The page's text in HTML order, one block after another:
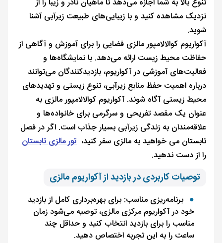
تنوع بالا به شما اجازه می‌دهد تا ماهیان نادر و زیبا را از
نزدیک مشاهده کنید و با زیبایی‌های طبیعت زیرآبی آشنا
شوید.
آکواریوم کوالالامپور مالزی فضایی را برای آموزش و آگاهی از
حفاظت محیط زیست ارائه می‌دهد. با نمایشگاه‌ها و
فعالیت‌های آموزشی در آکواریوم، بازدیدکنندگان می‌توانند
درباره اهمیت حفظ منابع زیرآبی، تنوع زیستی و تهدیدهای
محیط زیستی آگاه شوند. آکواریوم کوالالامپور مالزی به
عنوان یک مقصد تفریحی و سرگرمی برای خانواده‌ها و
علاقه‌مندان به زندگی زیرآبی بسیار جذاب است. اگر در فصل
تابستان می خواهید به مالزی سفر کنید، تور مالزی تابستان
را از دست ندهید.
توصیات کاربردی در بازدید از آکواریوم مالزی
برنامه‌ریزی مناسب: برای بهره‌برداری کامل از بازدید
خود در آکواریوم مرکزی مالزی، توصیه می‌شود زمان
مناسب را برای بازدید انتخاب کنید و حداقل چند
ساعت را به این تجربه اختصاص دهید.